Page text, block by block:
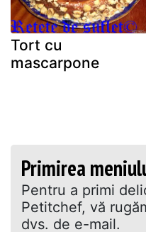
Tort cu
mascarpone
Primirea
Pentru a primi
Petitchef, vă
dvs. de e-mail.